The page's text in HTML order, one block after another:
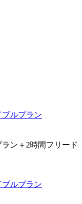
ルプラン
ン＋2時間フリード
ルプラン